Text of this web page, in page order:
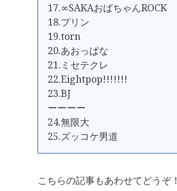
17.∞SAKAおばちゃんROCK
18.プリン
19.torn
20.あおっぱな
21.ミセテクレ
22.Eightpop!!!!!!!
23.BJ
ーーーー
24.無限大
25.ズッコケ男道
こちらの記事もあわせてどうぞ！